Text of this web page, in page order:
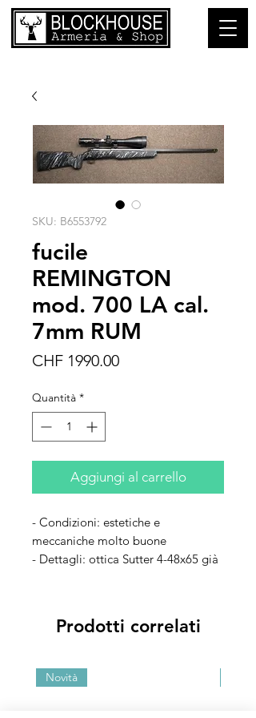
SKU: B6553792
fucile
REMINGTON
mod. 700 LA cal.
7mm RUM
CHF 1990.00Prezzo
Quantità *
Aggiungi al carrello
- Condizioni: estetiche e
meccaniche molto buone
- Dettagli: ottica Sutter 4-48x65 già
Prodotti correlati
Novità